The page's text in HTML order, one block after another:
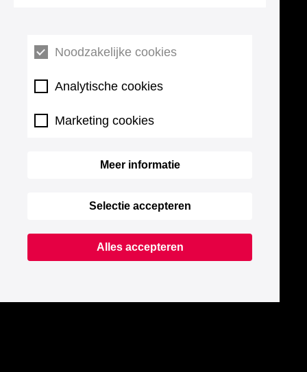
Noodzakelijke cookies
Analytische cookies
Marketing cookies
Meer informatie
Selectie accepteren
Alles accepteren